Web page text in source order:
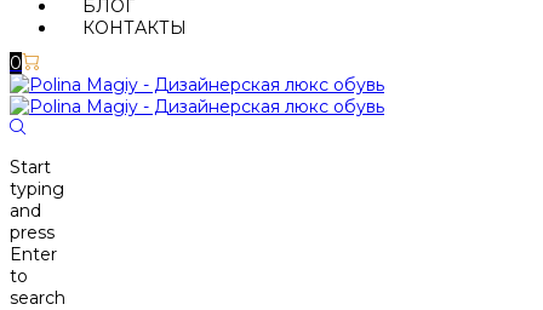
БЛОГ
КОНТАКТЫ
0
Start
typing
and
press
Enter
to
search